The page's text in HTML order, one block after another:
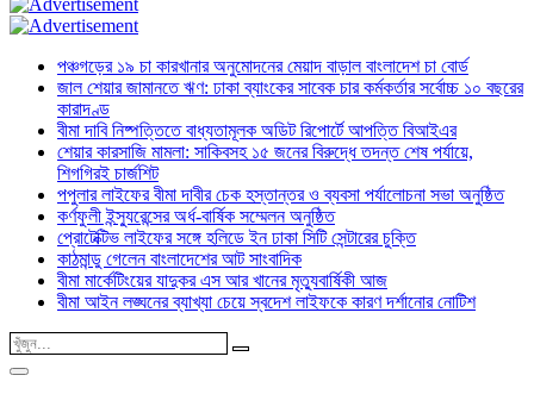
পঞ্চগড়ের ১৯ চা কারখানার অনুমোদনের মেয়াদ বাড়াল বাংলাদেশ চা বোর্ড
জাল শেয়ার জামানতে ঋণ: ঢাকা ব্যাংকের সাবেক চার কর্মকর্তার সর্বোচ্চ ১০ বছরের
কারাদণ্ড
বীমা দাবি নিষ্পত্তিতে বাধ্যতামূলক অডিট রিপোর্টে আপত্তি বিআইএর
শেয়ার কারসাজি মামলা: সাকিবসহ ১৫ জনের বিরুদ্ধে তদন্ত শেষ পর্যায়ে,
শিগগিরই চার্জশিট
পপুলার লাইফের বীমা দাবীর চেক হস্তান্তর ও ব্যবসা পর্যালোচনা সভা অনুষ্ঠিত
কর্ণফুলী ইন্স্যুরেন্সের অর্ধ-বার্ষিক সম্মেলন অনুষ্ঠিত
প্রোটেক্টিভ লাইফের সঙ্গে হলিডে ইন ঢাকা সিটি সেন্টারের চুক্তি
কাঠমান্ডু গেলেন বাংলাদেশের আট সাংবাদিক
বীমা মার্কেটিংয়ের যাদুকর এস আর খানের মৃত্যুবার্ষিকী আজ
বীমা আইন লঙ্ঘনের ব্যাখ্যা চেয়ে স্বদেশ লাইফকে কারণ দর্শানোর নোটিশ